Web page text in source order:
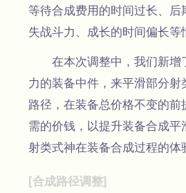
等待合成费用的时间过长、后
失战斗力、成长的时间偏长等
在本次调整中，我们新增
力的装备中件，来平滑部分
路径，在装备总价格不变的
需的价钱，以提升装备合成
射类式神在装备合成过程的体
[合成路径调整]